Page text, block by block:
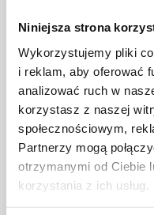
Niniejsza strona
Wykorzystujemy pliki
i reklam, aby oferować
analizować ruch w
korzystasz z naszej
społecznościowym,
Partnerzy mogą
otrzymanymi od Ciebie
korzystania z ich usług.
GDZIE MOŻEMY
MEDYCZNYCH?
W związku z
społeczeństwa
które mają za
dziedziny gospodarki.
będą zobowiązane
wprowadzenie dąży
produktów, które